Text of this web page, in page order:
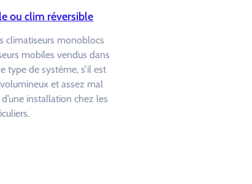
ou clim réversible
climatiseurs monoblocs
mobiles vendus dans
type de système, s’il est
et assez mal
installation chez les